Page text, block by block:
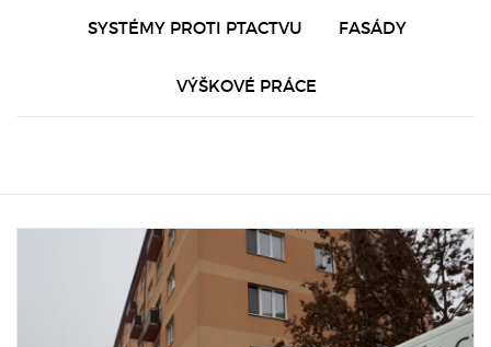
SYSTÉMY PROTI PTACTVU FASÁDY
VÝŠKOVÉ PRÁCE